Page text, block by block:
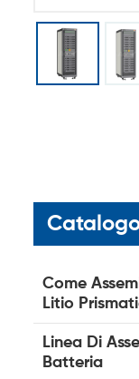
Come
Litio
Linea Di
Batteria